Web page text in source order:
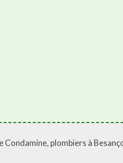
Condamine, plombiers à